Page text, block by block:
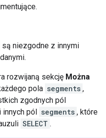
są niezgodne z innymi
rozwijaną sekcję Można
pola segments ,
zgodnych pól
i innych pól segments , które
SELECT .